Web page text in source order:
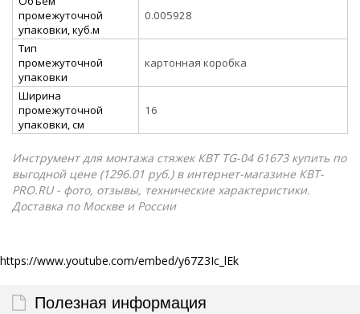
промежуточной
упаковки, куб.м
0.005928
Тип
промежуточной
упаковки
картонная коробка
Ширина
промежуточной
упаковки, см
16
Инструмент для монтажа стяжек КВТ TG-04 61673 купить по
выгодной цене (1296.01 руб.) в интернет-магазине КВТ-
PRO.RU - фото, отзывы, технические характеристики.
Доставка по Москве и России
https://www.youtube.com/embed/y67Z3Ic_lEk
Полезная информация